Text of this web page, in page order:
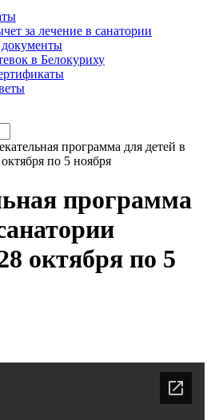
за лечение в санатории
в Белокуриху
программа для детей в
по 5 ноября
программа
октября по 5